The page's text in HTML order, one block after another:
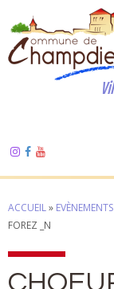
ACCUEIL»
FOREZ _N